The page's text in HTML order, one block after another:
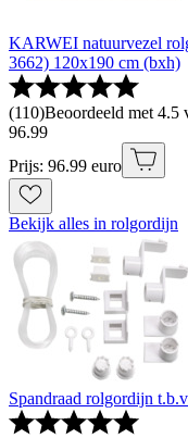
KARWEI natuurvezel
3662) 120x190 cm (bxh)
(110)Beoordeeld met 4.5
96.99
Prijs: 96.99 euro
Bekijk alles in rolgordijn
Spandraad rolgordijn